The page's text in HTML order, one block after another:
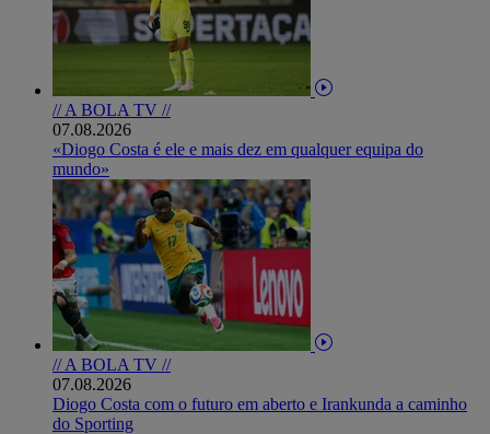
// A BOLA TV //
07.08.2026
«Diogo Costa é ele e mais dez em qualquer equipa do
mundo»
// A BOLA TV //
07.08.2026
Diogo Costa com o futuro em aberto e Irankunda a caminho
do Sporting